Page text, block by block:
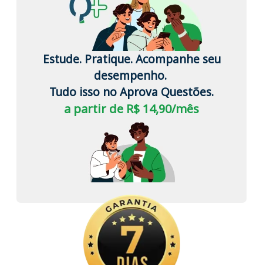
Estude. Pratique. Acompanhe seu
desempenho.
Tudo isso no Aprova Questões.
a partir de R$ 14,90/mês